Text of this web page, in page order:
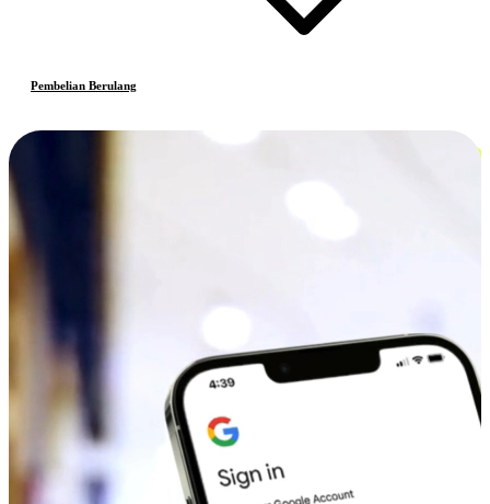
Pembelian Berulang